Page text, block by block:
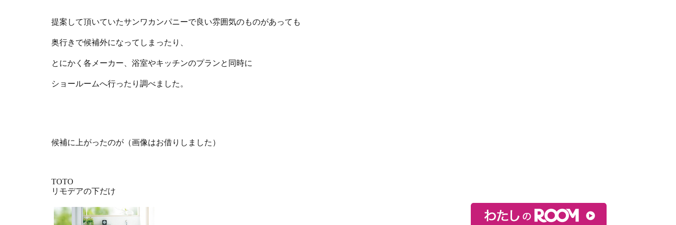
提案して頂いていたサンワカンパニーで良い雰囲気のものがあっても
奥行きで候補外になってしまったり、
とにかく各メーカー、浴室やキッチンのプランと同時に
ショールームへ行ったり調べました。
候補に上がったのが（画像はお借りしました）
TOTO
リモデアの下だけ